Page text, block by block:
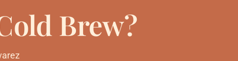
Brew?